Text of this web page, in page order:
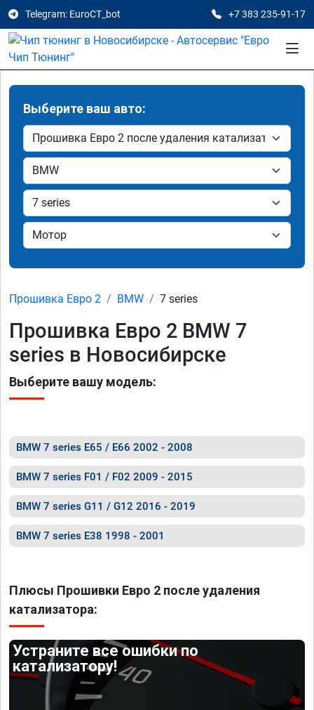
Telegram: EuroCT_bot +7 383 235-91-17
Выберите ваш авто:
Прошивка Евро 2 BMW 7 series
Прошивка Евро 2 BMW 7
series в Новосибирске
Выберите вашу модель:
BMW 7 series E65 / E66 2002 - 2008
BMW 7 series F01 / F02 2009 - 2015
BMW 7 series G11 / G12 2016 - 2019
BMW 7 series E38 1998 - 2001
Плюсы Прошивки Евро 2 после удаления
катализатора:
Устраните все ошибки по
катализатору!